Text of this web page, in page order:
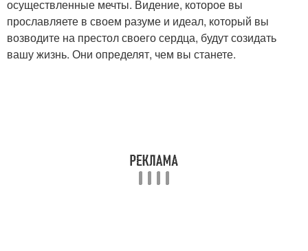
осуществленные мечты. Видение, которое вы
прославляете в своем разуме и идеал, который вы
возводите на престол своего сердца, будут созидать
вашу жизнь. Они определят, чем вы станете.